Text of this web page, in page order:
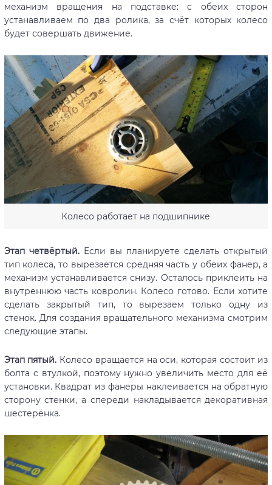
механизм вращения на подставке: с обеих сторон
устанавливаем по два ролика, за счёт которых колесо
будет совершать движение.
Колесо работает на подшипнике
Этап четвёртый.Если вы планируете сделать открытый
тип колеса, то вырезается средняя часть у обеих фанер, а
механизм устанавливается снизу. Осталось приклеить на
внутреннюю часть ковролин. Колесо готово. Если хотите
сделать закрытый тип, то вырезаем только одну из
стенок. Для создания вращательного механизма смотрим
следующие этапы.
Этап пятый. Колесо вращается на оси, которая состоит из
болта с втулкой, поэтому нужно увеличить место для её
установки. Квадрат из фанеры наклеивается на обратную
сторону стенки, а спереди накладывается декоративная
шестерёнка.